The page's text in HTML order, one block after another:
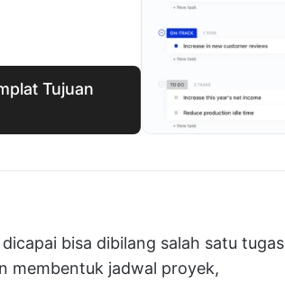
Tujuan
bisa dibilang salah satu tugas
membentuk jadwal proyek,